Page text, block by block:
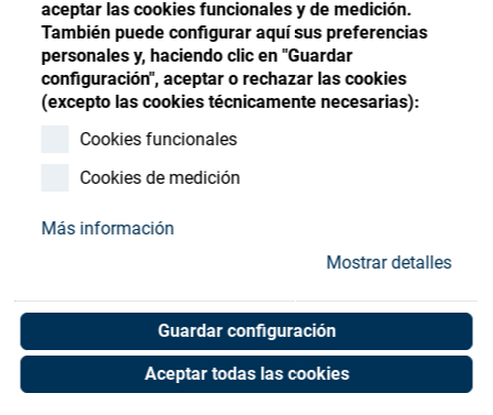
aceptar las cookies funcionales y de medición.
También puede configurar aquí sus preferencias
personales y, haciendo clic en "Guardar
configuración", aceptar o rechazar las cookies
(excepto las cookies técnicamente necesarias):
Cookies funcionales
Cookies de medición
Más información
Mostrar detalles
Guardar configuración
Aceptar todas las cookies
Contacto
Y-connector 12/9
Art. No. 55051360
Unit of measure : Piece